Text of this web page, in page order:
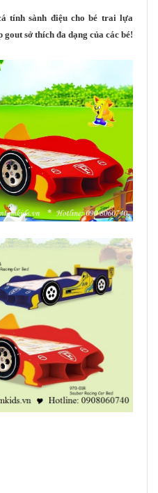
tính sành điệu cho bé trai lựa
sở thích đa dạng của các bé!